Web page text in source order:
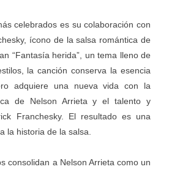
celebrados es su colaboración con
ícono de la salsa romántica de
“Fantasía herida”, un tema lleno de
la canción conserva la esencia
adquiere una nueva vida con la
de Nelson Arrieta y el talento y
Franchesky. El resultado es una
la historia de la salsa.
consolidan a Nelson Arrieta como un